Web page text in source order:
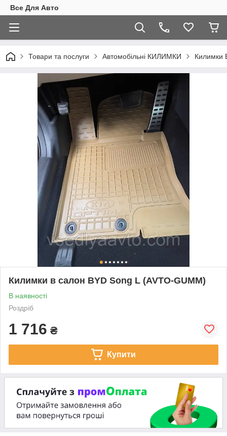
Все Для Авто
Товари та послуги Автомобільні КИЛИМКИ Килимки
Килимки в салон BYD Song L (AVTO-GUMM)
В наявності
Роздріб
1 716 ₴
Купити